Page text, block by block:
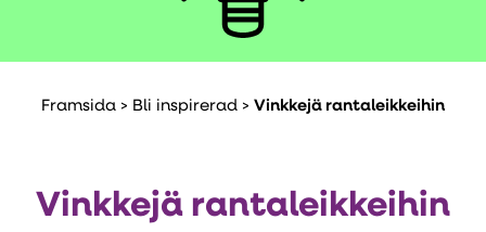
Framsida > Bli inspirerad > Vinkkejä rantaleikkeihin
Vinkkejä rantaleikkeihin